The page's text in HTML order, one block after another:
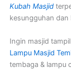
Kubah Masjid
kesungguhan
Ingin masjid
Lampu Masjid
tembaga & lampu